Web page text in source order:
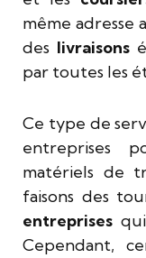
même adresse
des livraisons
par toutes les
Ce type de
entreprises
matériels de
faisons des
entreprises
Cependant,